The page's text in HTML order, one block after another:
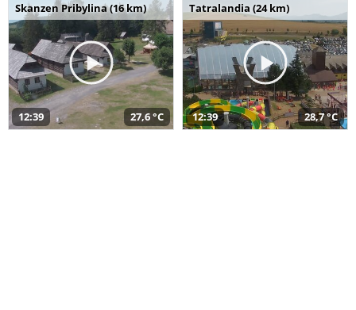
Skanzen Pribylina (16 km)
12:39 27,6 °C
Tatralandia (24 km)
12:39 28,7 °C